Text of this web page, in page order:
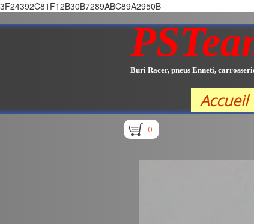
3F24392C81F12B30B7289ABC89A2950B
Buri Racer, pneus Enneti,
Accueil
0